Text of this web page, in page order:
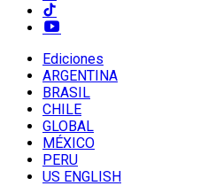
Ediciones
ARGENTINA
BRASIL
CHILE
GLOBAL
MÉXICO
PERU
US ENGLISH